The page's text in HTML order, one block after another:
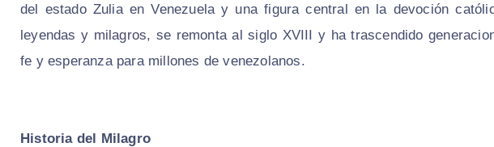
del estado Zulia en Venezuela y una figura central en la devoción
leyendas y milagros, se remonta al siglo XVIII y ha trascendido
fe y esperanza para millones de venezolanos.
Historia del Milagro